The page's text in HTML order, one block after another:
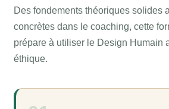
Des fondements théoriques solides
concrètes dans le coaching, cette
prépare à utiliser le Design Humain
éthique.